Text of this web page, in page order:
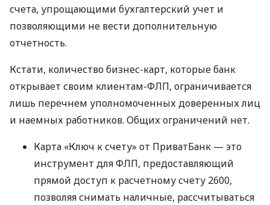
счета, упрощающими бухгалтерский учет и
позволяющими не вести дополнительную
отчетность.
Кстати, количество бизнес-карт, которые банк
открывает своим клиентам-ФЛП, ограничивается
лишь перечнем уполномоченных доверенных лиц
и наемных работников. Общих ограничений нет.
Карта «Ключ к счету» от ПриватБанк — это
инструмент для ФЛП, предоставляющий
прямой доступ к расчетному счету 2600,
позволяя снимать наличные, рассчитываться